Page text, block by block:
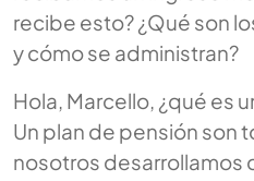
recibe esto? ¿Qué son
y cómo se administran?
Hola, Marcello, ¿qué es
Un plan de pensión son
nosotros desarrollamos